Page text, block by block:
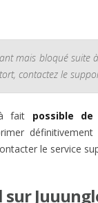
mais bloqué suite
contactez le
fait possible
le service
sur